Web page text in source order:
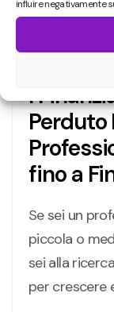
influire negativamente
I
fino a
Se sei un
piccola o
sei alla
per crescere